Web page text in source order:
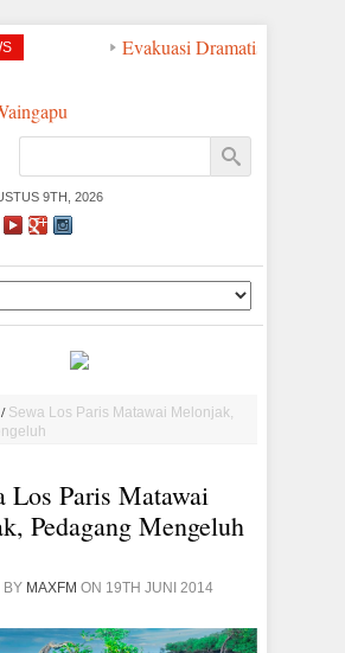
Evakuasi Dramatis di
9TH, 2026
/ Sewa Los Paris Matawai Melonjak,
Los Paris Matawai
Pedagang Mengeluh
BY MAXFM ON 19TH JUNI 2014